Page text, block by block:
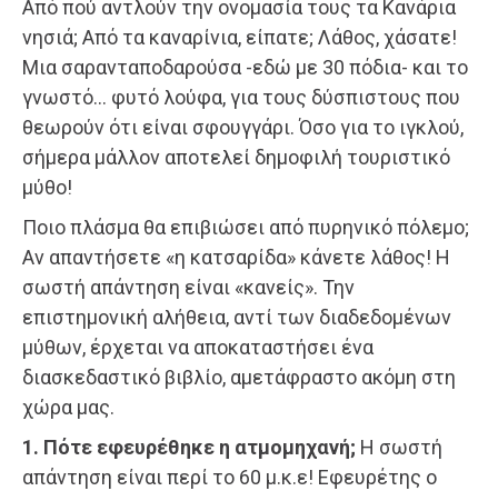
Από πού αντλούν την ονομασία τους τα Κανάρια
νησιά; Από τα καναρίνια, είπατε; Λάθος, χάσατε!
Μια σαρανταποδαρούσα -εδώ με 30 πόδια- και το
γνωστό… φυτό λούφα, για τους δύσπιστους που
θεωρούν ότι είναι σφουγγάρι. Όσο για το ιγκλού,
σήμερα μάλλον αποτελεί δημοφιλή τουριστικό
μύθο!
Ποιο πλάσμα θα επιβιώσει από πυρηνικό πόλεμο;
Αν απαντήσετε «η κατσαρίδα» κάνετε λάθος! Η
σωστή απάντηση είναι «κανείς». Την
επιστημονική αλήθεια, αντί των διαδεδομένων
μύθων, έρχεται να αποκαταστήσει ένα
διασκεδαστικό βιβλίο, αμετάφραστο ακόμη στη
χώρα μας.
1. Πότε εφευρέθηκε η ατμομηχανή; Η σωστή
απάντηση είναι περί το 60 μ.κ.ε! Εφευρέτης ο